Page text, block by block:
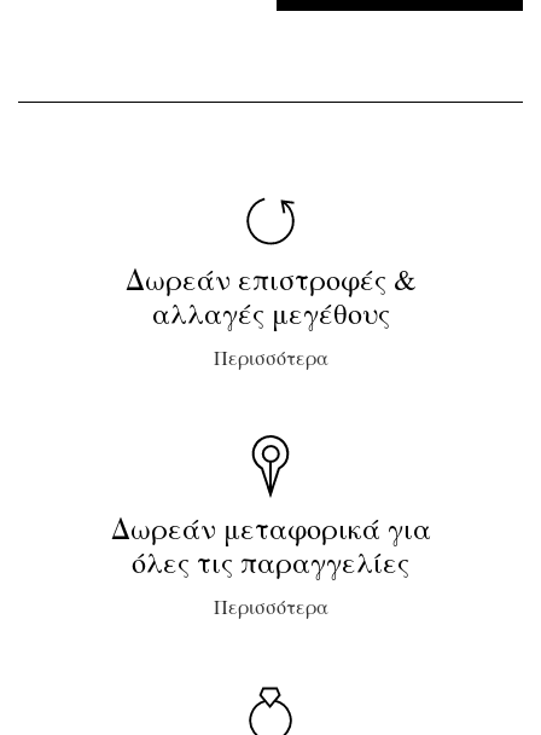
Δωρεάν επιστροφές &
αλλαγές μεγέθους
Περισσότερα
Δωρεάν μεταφορικά για
όλες τις παραγγελίες
Περισσότερα